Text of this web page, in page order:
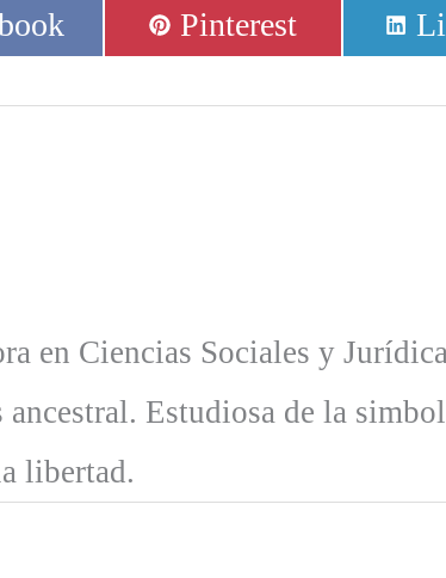
Compartir
en
Pinterest
en
en Ciencias Sociales y
ancestral. Estudiosa de la
libertad.